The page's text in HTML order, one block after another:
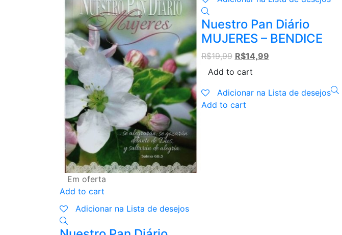
Em oferta
Add to cart
Adicionar na Lista de desejos
Nuestro Pan Diário
MUJERES – BENDICE
R$19,99 Original
price
R$19,99.
R$14,99Current
R$14,99.
Add to cart
Adicionar na Lista de desejos
Add to cart